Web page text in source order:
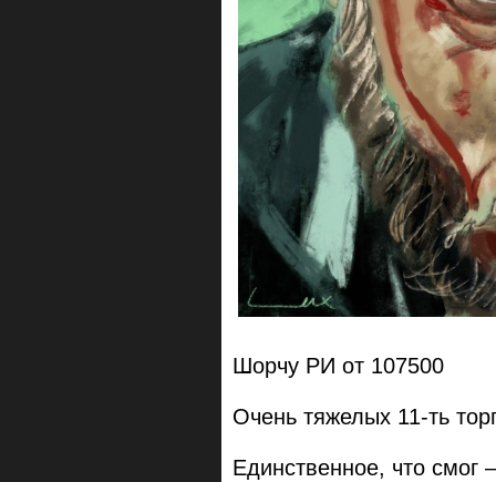
Шорчу РИ от 107500
Очень тяжелых 11-ть
Единственное, что смог